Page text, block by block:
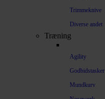
Trimmeknive
Diverse andet
Træning
Agility
Godbidstasker
Mundkurv